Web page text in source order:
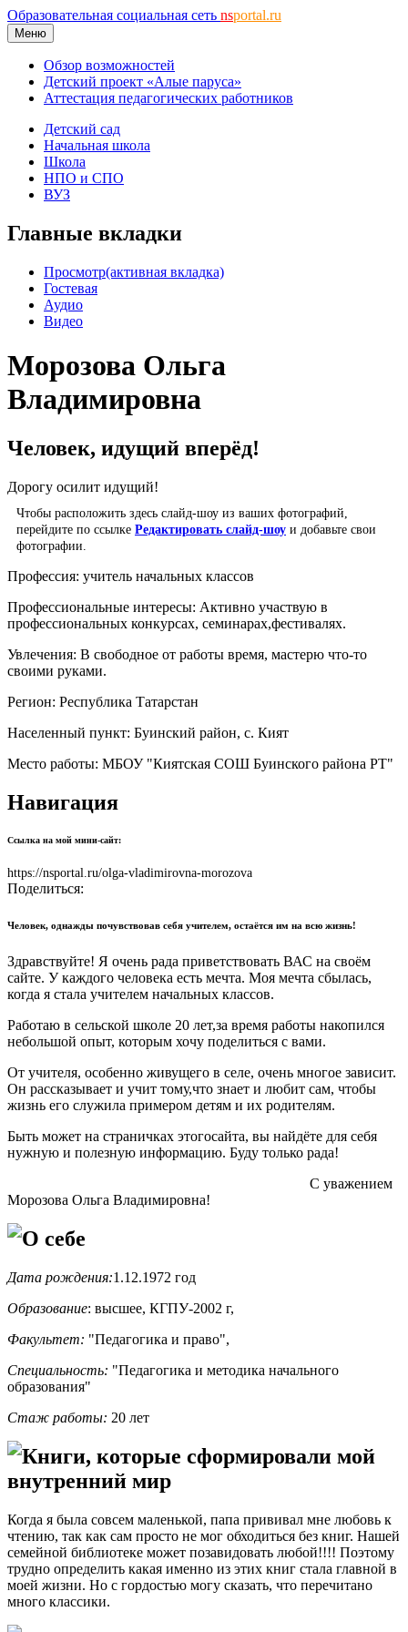
Образовательная социальная сеть nsportal.ru
Меню
Обзор возможностей
Детский проект «Алые паруса»
Аттестация педагогических работников
Детский сад
Начальная школа
Школа
НПО и СПО
ВУЗ
Главные вкладки
Просмотр(активная вкладка)
Гостевая
Аудио
Видео
Морозова Ольга
Владимировна
Человек, идущий вперёд!
Дорогу осилит идущий!
Чтобы расположить здесь слайд-шоу из ваших фотографий,
перейдите по ссылке Редактировать слайд-шоу и добавьте свои
фотографии.
Профессия: учитель начальных классов
Профессиональные интересы: Активно участвую в
профессиональных конкурсах, семинарах,фестивалях.
Увлечения: В свободное от работы время, мастерю что-то
своими руками.
Регион: Республика Татарстан
Населенный пункт: Буинский район, с. Кият
Место работы: МБОУ "Киятская СОШ Буинского района РТ"
Навигация
Ссылка на мой мини-сайт:
https://nsportal.ru/olga-vladimirovna-morozova
Поделиться:
Человек, однажды почувствовав себя учителем, остаётся им на всю жизнь!
Здравствуйте! Я очень рада приветствовать ВАС на своём
сайте. У каждого человека есть мечта. Моя мечта сбылась,
когда я стала учителем начальных классов.
Работаю в сельской школе 20 лет,за время работы накопился
небольшой опыт, которым хочу поделиться с вами.
От учителя, особенно живущего в селе, очень многое зависит.
Он рассказывает и учит тому,что знает и любит сам, чтобы
жизнь его служила примером детям и их родителям.
Быть может на страничках этогосайта, вы найдёте для себя
нужную и полезную информацию. Буду только рада!
С уважением
Морозова Ольга Владимировна!
О себе
Дата рождения:1.12.1972 год
Образование: высшее, КГПУ-2002 г,
Факультет: "Педагогика и право",
Специальность: "Педагогика и методика начального
образования"
Стаж работы: 20 лет
Книги, которые сформировали мой
внутренний мир
Когда я была совсем маленькой, папа прививал мне любовь к
чтению, так как сам просто не мог обходиться без книг. Нашей
семейной библиотеке может позавидовать любой!!!! Поэтому
трудно определить какая именно из этих книг стала главной в
моей жизни. Но с гордостью могу сказать, что перечитано
много классики.